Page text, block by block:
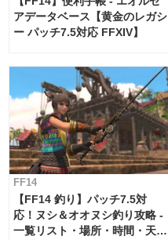
アデータベース【黄金のレガシ
ー パッチ7.5対応 FFXIV】
FF14
【FF14 釣り】パッチ7.5対
応！ヌシ＆オオヌシ釣り攻略 -
一覧リスト・場所・時間・天